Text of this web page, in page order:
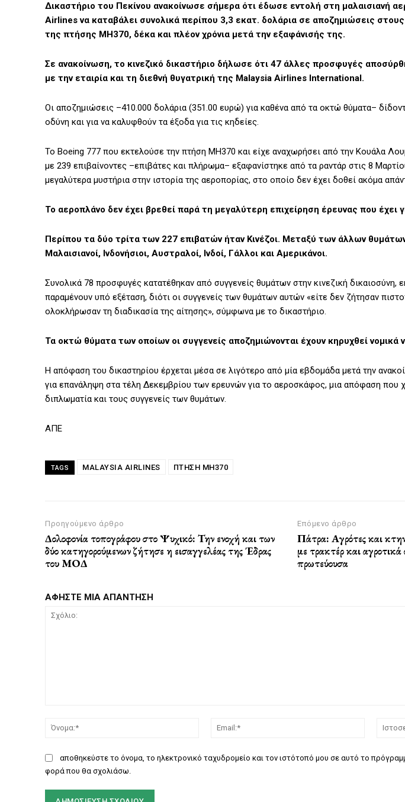
Δικαστήριο του Πεκίνου ανακοίνωσε σήμερα ότι έδωσε εντολή στη μαλαισιανή
Airlines να καταβάλει συνολικά περίπου 3,3 εκατ. δολάρια σε αποζημιώσεις
της πτήσης MH370, δέκα και πλέον χρόνια μετά την εξαφάνισής της.
Σε ανακοίνωση, το κινεζικό δικαστήριο δήλωσε ότι 47 άλλες προσφυγές
με την εταιρία και τη διεθνή θυγατρική της Malaysia Airlines International.
Οι αποζημιώσεις –410.000 δολάρια (351.00 ευρώ) για καθένα από τα οκτώ θύματα–
οδύνη και για να καλυφθούν τα έξοδα για τις κηδείες.
Το Boeing 777 που εκτελούσε την πτήση MH370 και είχε αναχωρήσει από την Κουάλα
με 239 επιβαίνοντες –επιβάτες και πλήρωμα– εξαφανίστηκε από τα ραντάρ στις 8
μεγαλύτερα μυστήρια στην ιστορία της αεροπορίας, στο οποίο δεν έχει δοθεί ακόμα
Το αεροπλάνο δεν έχει βρεθεί παρά τη μεγαλύτερη επιχείρηση έρευνας που έχει
Περίπου τα δύο τρίτα των 227 επιβατών ήταν Κινέζοι. Μεταξύ των άλλων
Μαλαισιανοί, Ινδονήσιοι, Αυστραλοί, Ινδοί, Γάλλοι και Αμερικάνοι.
Συνολικά 78 προσφυγές κατατέθηκαν από συγγενείς θυμάτων στην κινεζική δικαιοσύνη,
παραμένουν υπό εξέταση, διότι οι συγγενείς των θυμάτων αυτών «είτε δεν ζήτησαν
ολοκλήρωσαν τη διαδικασία της αίτησης», σύμφωνα με το δικαστήριο.
Τα οκτώ θύματα των οποίων οι συγγενείς αποζημιώνονται έχουν κηρυχθεί νομικά
Η απόφαση του δικαστηρίου έρχεται μέσα σε λιγότερο από μία εβδομάδα μετά την
για επανάληψη στα τέλη Δεκεμβρίου των ερευνών για το αεροσκάφος, μια απόφαση που
διπλωματία και τους συγγενείς των θυμάτων.
ΑΠΕ
TAGS MALAYSIA AIRLINES ΠΤΉΣΗ MH370
Προηγούμενο άρθρο
Δολοφονία τοπογράφου στο Ψυχικό: Την ενοχή και των
δύο κατηγορούμενων ζήτησε η εισαγγελέας της Έδρας
του ΜΟΔ
Επόμενο άρθρο
Πάτρα: Αγρότες και
με τρακτέρ και
πρωτεύουσα
ΑΦΗΣΤΕ ΜΙΑ ΑΠΑΝΤΗΣΗ
Όνομα:*
Email:*
αποθηκεύστε το όνομα, το ηλεκτρονικό ταχυδρομείο και τον ιστότοπό μου σε αυτό το
φορά που θα σχολιάσω.